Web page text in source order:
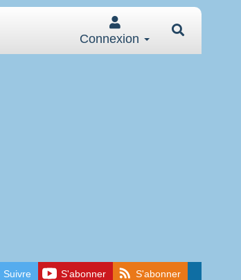
Connexion
Suivre S'abonner S'abonner